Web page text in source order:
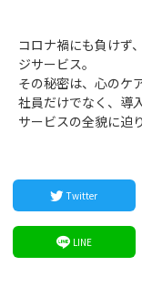
コロナ禍にも負けず
ジサービス。
その秘密は、心のケ
社員だけでなく、導
サービスの全貌に迫
Twitter
LINE